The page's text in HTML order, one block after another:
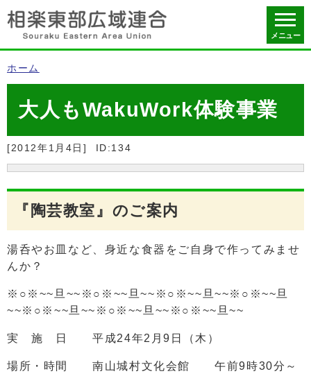
メニュー
ホーム
大人もWakuWork体験事業
[2012年1月4日] ID:134
『陶芸教室』のご案内
湯呑やお皿など、身近な食器をご自身で作ってみませ
んか？
※○※~~旦~~※○※~~旦~~※○※~~旦~~※○※~~旦
~~※○※~~旦~~※○※~~旦~~※○※~~旦~~
実 施 日 平成24年2月9日（木）
場所・時間 南山城村文化会館 午前9時30分～